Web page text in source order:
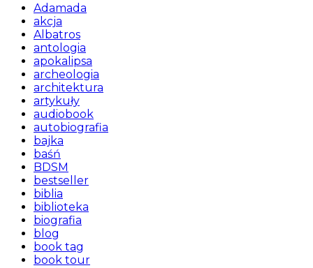
Adamada
akcja
Albatros
antologia
apokalipsa
archeologia
architektura
artykuły
audiobook
autobiografia
bajka
baśń
BDSM
bestseller
biblia
biblioteka
biografia
blog
book tag
book tour